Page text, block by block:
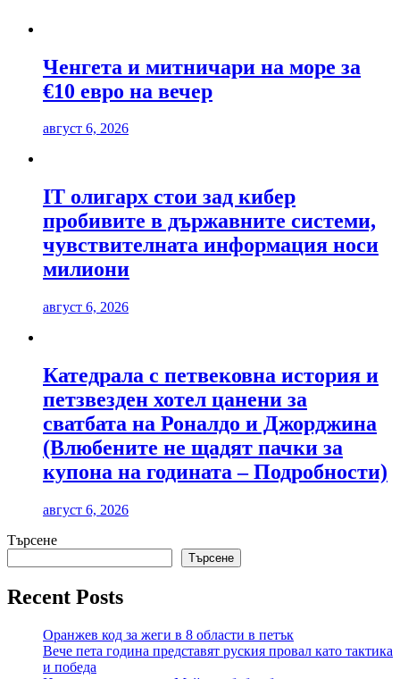
Ченгета и митничари на море за
€10 евро на вечер
август 6, 2026
IT олигарх стои зад кибер
пробивите в държавните системи,
чувствителната информация носи
милиони
август 6, 2026
Катедрала с петвековна история и
петзвезден хотел цанени за
сватбата на Роналдо и Джорджина
(Влюбените не щадят пачки за
купона на годината – Подробности)
август 6, 2026
Търсене
Търсене
Recent Posts
Оранжев код за жеги в 8 области в петък
Вече пета година представят руския провал като тактика
и победа